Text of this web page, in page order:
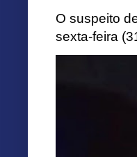
O suspeito
sexta-feira